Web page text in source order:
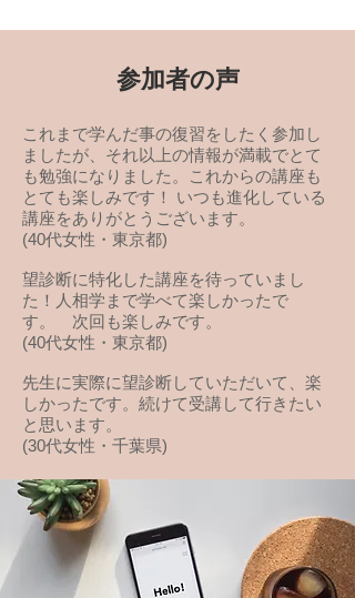
参加者の声
これまで学んだ事の復習をしたく参加し
ましたが、それ以上の情報が満載でとて
も勉強になりました。これからの講座も
とても楽しみです！ いつも進化している
講座をありがとうございます。
(40代女性・東京都)
望診断に特化した講座を待っていまし
た！人相学まで学べて楽しかったで
す。 次回も楽しみです。
(40代女性・東京都)
先生に実際に望診断していただいて、楽
しかったです。続けて受講して行きたい
と思います。
(30代女性・千葉県)